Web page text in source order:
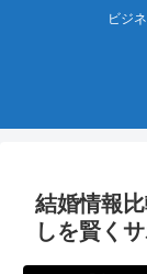
ビジ
結婚情報
しを賢く